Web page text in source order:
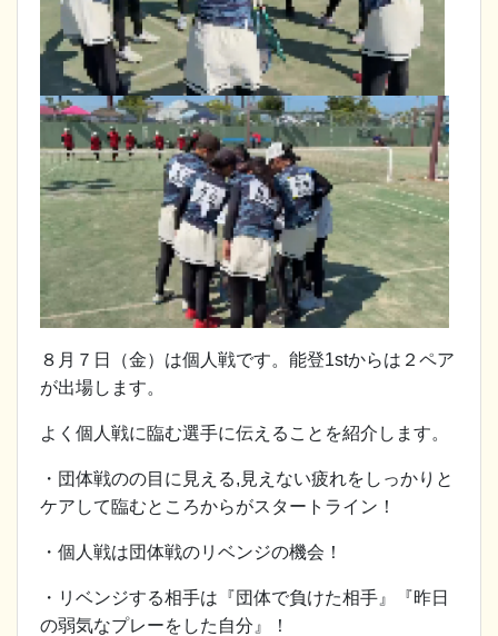
８月７日（金）は個人戦です。能登1stからは２ペア
が出場します。
よく個人戦に臨む選手に伝えることを紹介します。
・団体戦のの目に見える,見えない疲れをしっかりと
ケアして臨むところからがスタートライン！
・個人戦は団体戦のリベンジの機会！
・リベンジする相手は『団体で負けた相手』『昨日
の弱気なプレーをした自分』！